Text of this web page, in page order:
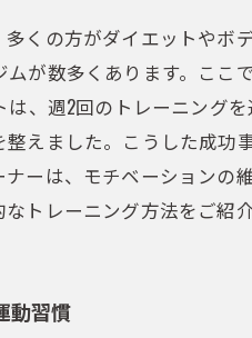
くの方がダイエットや
が数多くあります。こ
、週2回のトレーニング
えました。こうした成
ーは、モチベーション
トレーニング方法をご紹
動習慣